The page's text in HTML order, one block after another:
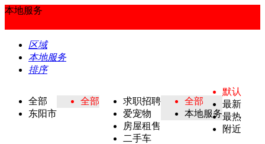
本地服务
区域
本地服务
排序
全部
东阳市
全部
求职招聘
爱宠物
房屋租售
二手车
全部
本地服务
默认
最新
最热
附近